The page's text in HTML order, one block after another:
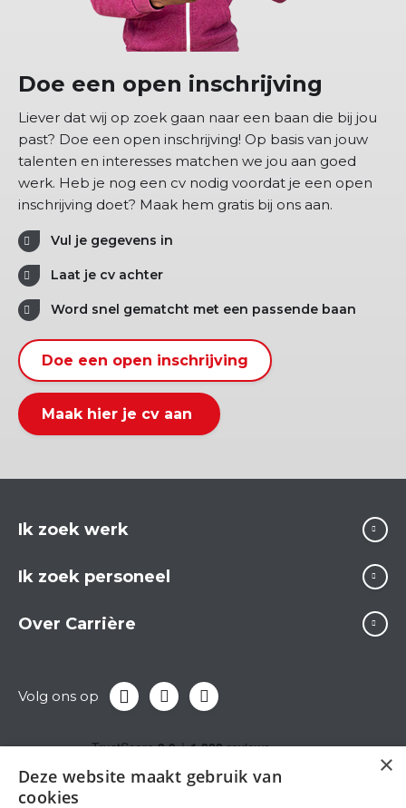
Doe een open inschrijving
Liever dat wij op zoek gaan naar een baan die bij jou
past? Doe een open inschrijving! Op basis van jouw
talenten en interesses matchen we jou aan goed
werk. Heb je nog een cv nodig voordat je een open
inschrijving doet? Maak hem gratis bij ons aan.
Vul je gegevens in
Laat je cv achter
Word snel gematcht met een passende baan
Doe een open inschrijving
Maak hier je cv aan
Ik zoek werk
Ik zoek personeel
Over Carrière
Volg ons op
×
Deze website maakt gebruik van
cookies